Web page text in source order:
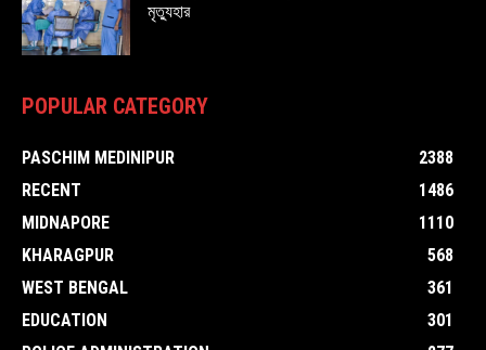
মৃত্যুহার
POPULAR CATEGORY
PASCHIM MEDINIPUR
2388
RECENT
1486
MIDNAPORE
1110
KHARAGPUR
568
WEST BENGAL
361
EDUCATION
301